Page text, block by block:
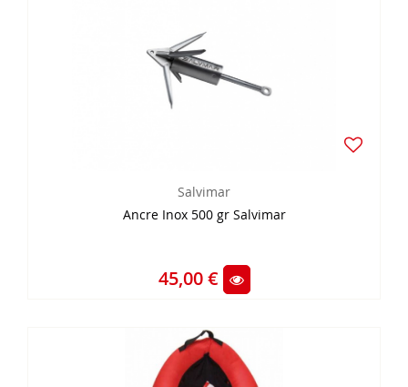
Salvimar
Ancre Inox 500 gr Salvimar
45,00 €